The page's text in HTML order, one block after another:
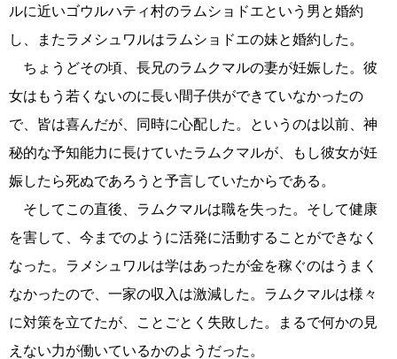
ルに近いゴウルハティ村のラムショドエという男と婚約
し、またラメシュワルはラムショドエの妹と婚約した。
ちょうどその頃、長兄のラムクマルの妻が妊娠した。彼
女はもう若くないのに長い間子供ができていなかったの
で、皆は喜んだが、同時に心配した。というのは以前、神
秘的な予知能力に長けていたラムクマルが、もし彼女が妊
娠したら死ぬであろうと予言していたからである。
そしてこの直後、ラムクマルは職を失った。そして健康
を害して、今までのように活発に活動することができなく
なった。ラメシュワルは学はあったが金を稼ぐのはうまく
なかったので、一家の収入は激減した。ラムクマルは様々
に対策を立てたが、ことごとく失敗した。まるで何かの見
えない力が働いているかのようだった。